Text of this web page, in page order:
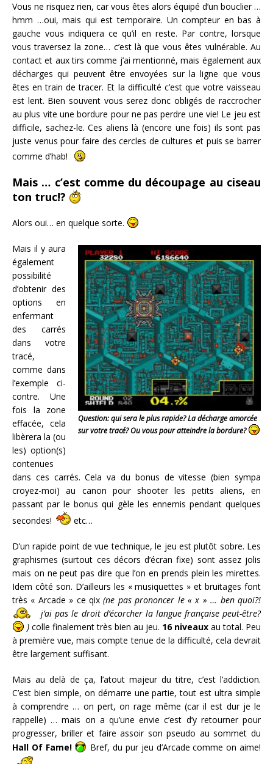
Vous ne risquez rien, car vous êtes alors équipé d’un bouclier …
hmm …oui, mais qui est temporaire. Un compteur en bas à
gauche vous indiquera ce qu’il en reste. Par contre, lorsque
vous traversez la zone… c’est là que vous êtes vulnérable. Au
contact et aux tirs comme j’ai mentionné, mais également aux
décharges qui peuvent être envoyées sur la ligne que vous
êtes en train de tracer. Et la difficulté c’est que votre vaisseau
est lent. Bien souvent vous serez donc obligés de raccrocher
au plus vite une bordure pour ne pas perdre une vie! Le jeu est
difficile, sachez-le. Ces aliens là (encore une fois) ils sont pas
juste venus pour faire des cercles de cultures et puis se barrer
comme d’hab!
Mais … c’est comme du découpage au ciseau
ton truc!?
Alors oui… en quelque sorte.
Question: qui sera le plus rapide? La décharge amorcée
sur votre tracé? Ou vous pour atteindre la bordure?
Mais il y aura
également
possibilité
d’obtenir des
options en
enfermant
des carrés
dans votre
tracé,
comme dans
l’exemple ci-
contre. Une
fois la zone
effacée, cela
libèrera la (ou
les) option(s)
contenues
dans ces carrés. Cela va du bonus de vitesse (bien sympa
croyez-moi) au canon pour shooter les petits aliens, en
passant par le bonus qui gèle les ennemis pendant quelques
secondes!
etc…
D’un rapide point de vue technique, le jeu est plutôt sobre. Les
graphismes (surtout ces décors d’écran fixe) sont assez jolis
mais on ne peut pas dire que l’on en prends plein les mirettes.
Idem côté son. D’ailleurs les « musiquettes » et bruitages font
très « Arcade » ce qix(ne pas prononcer le « x » … ben quoi?!
j’ai pas le droit d’écorcher la langue française peut-être?
) colle finalement très bien au jeu. 16 niveaux au total. Peu
à première vue, mais compte tenue de la difficulté, cela devrait
être largement suffisant.
Mais au delà de ça, l’atout majeur du titre, c’est l’addiction.
C’est bien simple, on démarre une partie, tout est ultra simple
à comprendre … on pert, on rage même (car il est dur je le
rappelle) … mais on a qu’une envie c’est d’y retourner pour
progresser, briller et faire assoir son pseudo au sommet du
Hall Of Fame!
Bref, du pur jeu d’Arcade comme on aime!